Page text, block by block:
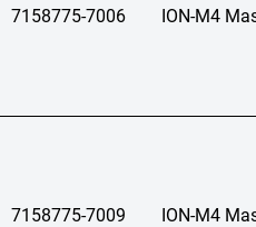
7158775-7006 ION-M4
7158775-7009 ION-M4